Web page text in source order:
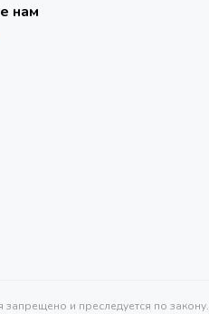
нам
и преследуется по закону.